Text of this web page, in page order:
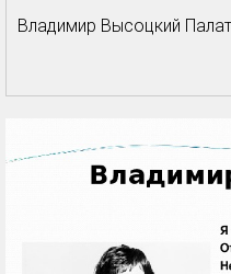
Владимир Высоцкий